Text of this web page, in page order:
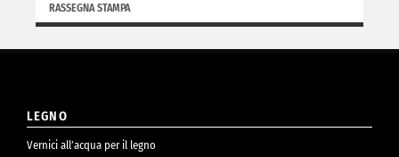
RASSEGNA STAMPA
LEGNO
Vernici all’acqua per il legno